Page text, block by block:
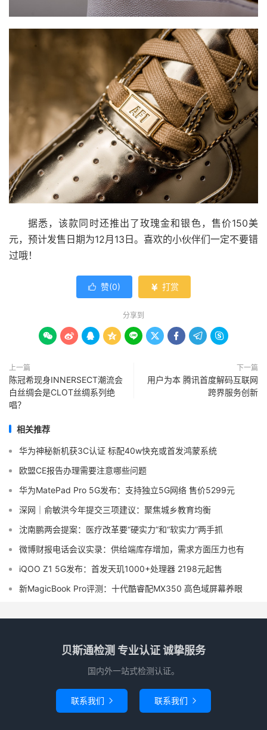
据悉，该款同时还推出了玫瑰金和银色，售价150美
元，预计发售日期为12月13日。喜欢的小伙伴们一定不要错
过哦！
 赞(0)  打赏
分享到
        
上一篇
陈冠希现身INNERSECT潮流会
白丝绸会是CLOT丝绸系列绝
唱？
下一篇
用户为本 腾讯首度解码互联网
跨界服务创新
相关推荐
华为神秘新机获3C认证 标配40w快充或首发鸿蒙系统
欧盟CE报告办理需要注意哪些问题
华为MatePad Pro 5G发布：支持独立5G网络 售价5299元
深网｜俞敏洪今年提交三项建议：聚焦城乡教育均衡
沈南鹏两会提案：医疗改革要“硬实力”和“软实力”两手抓
微博财报电话会议实录：供给端库存增加，需求方面压力也有
iQOO Z1 5G发布：首发天玑1000+处理器 2198元起售
新MagicBook Pro评测：十代酷睿配MX350 高色域屏幕养眼
贝斯通检测 专业认证 诚挚服务
国内外一站式检测认证。
联系我们  联系我们 